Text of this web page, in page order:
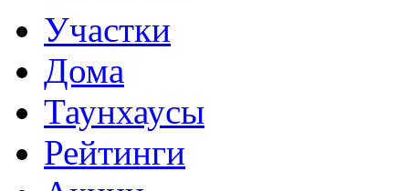
Участки
Дома
Таунхаусы
Рейтинги